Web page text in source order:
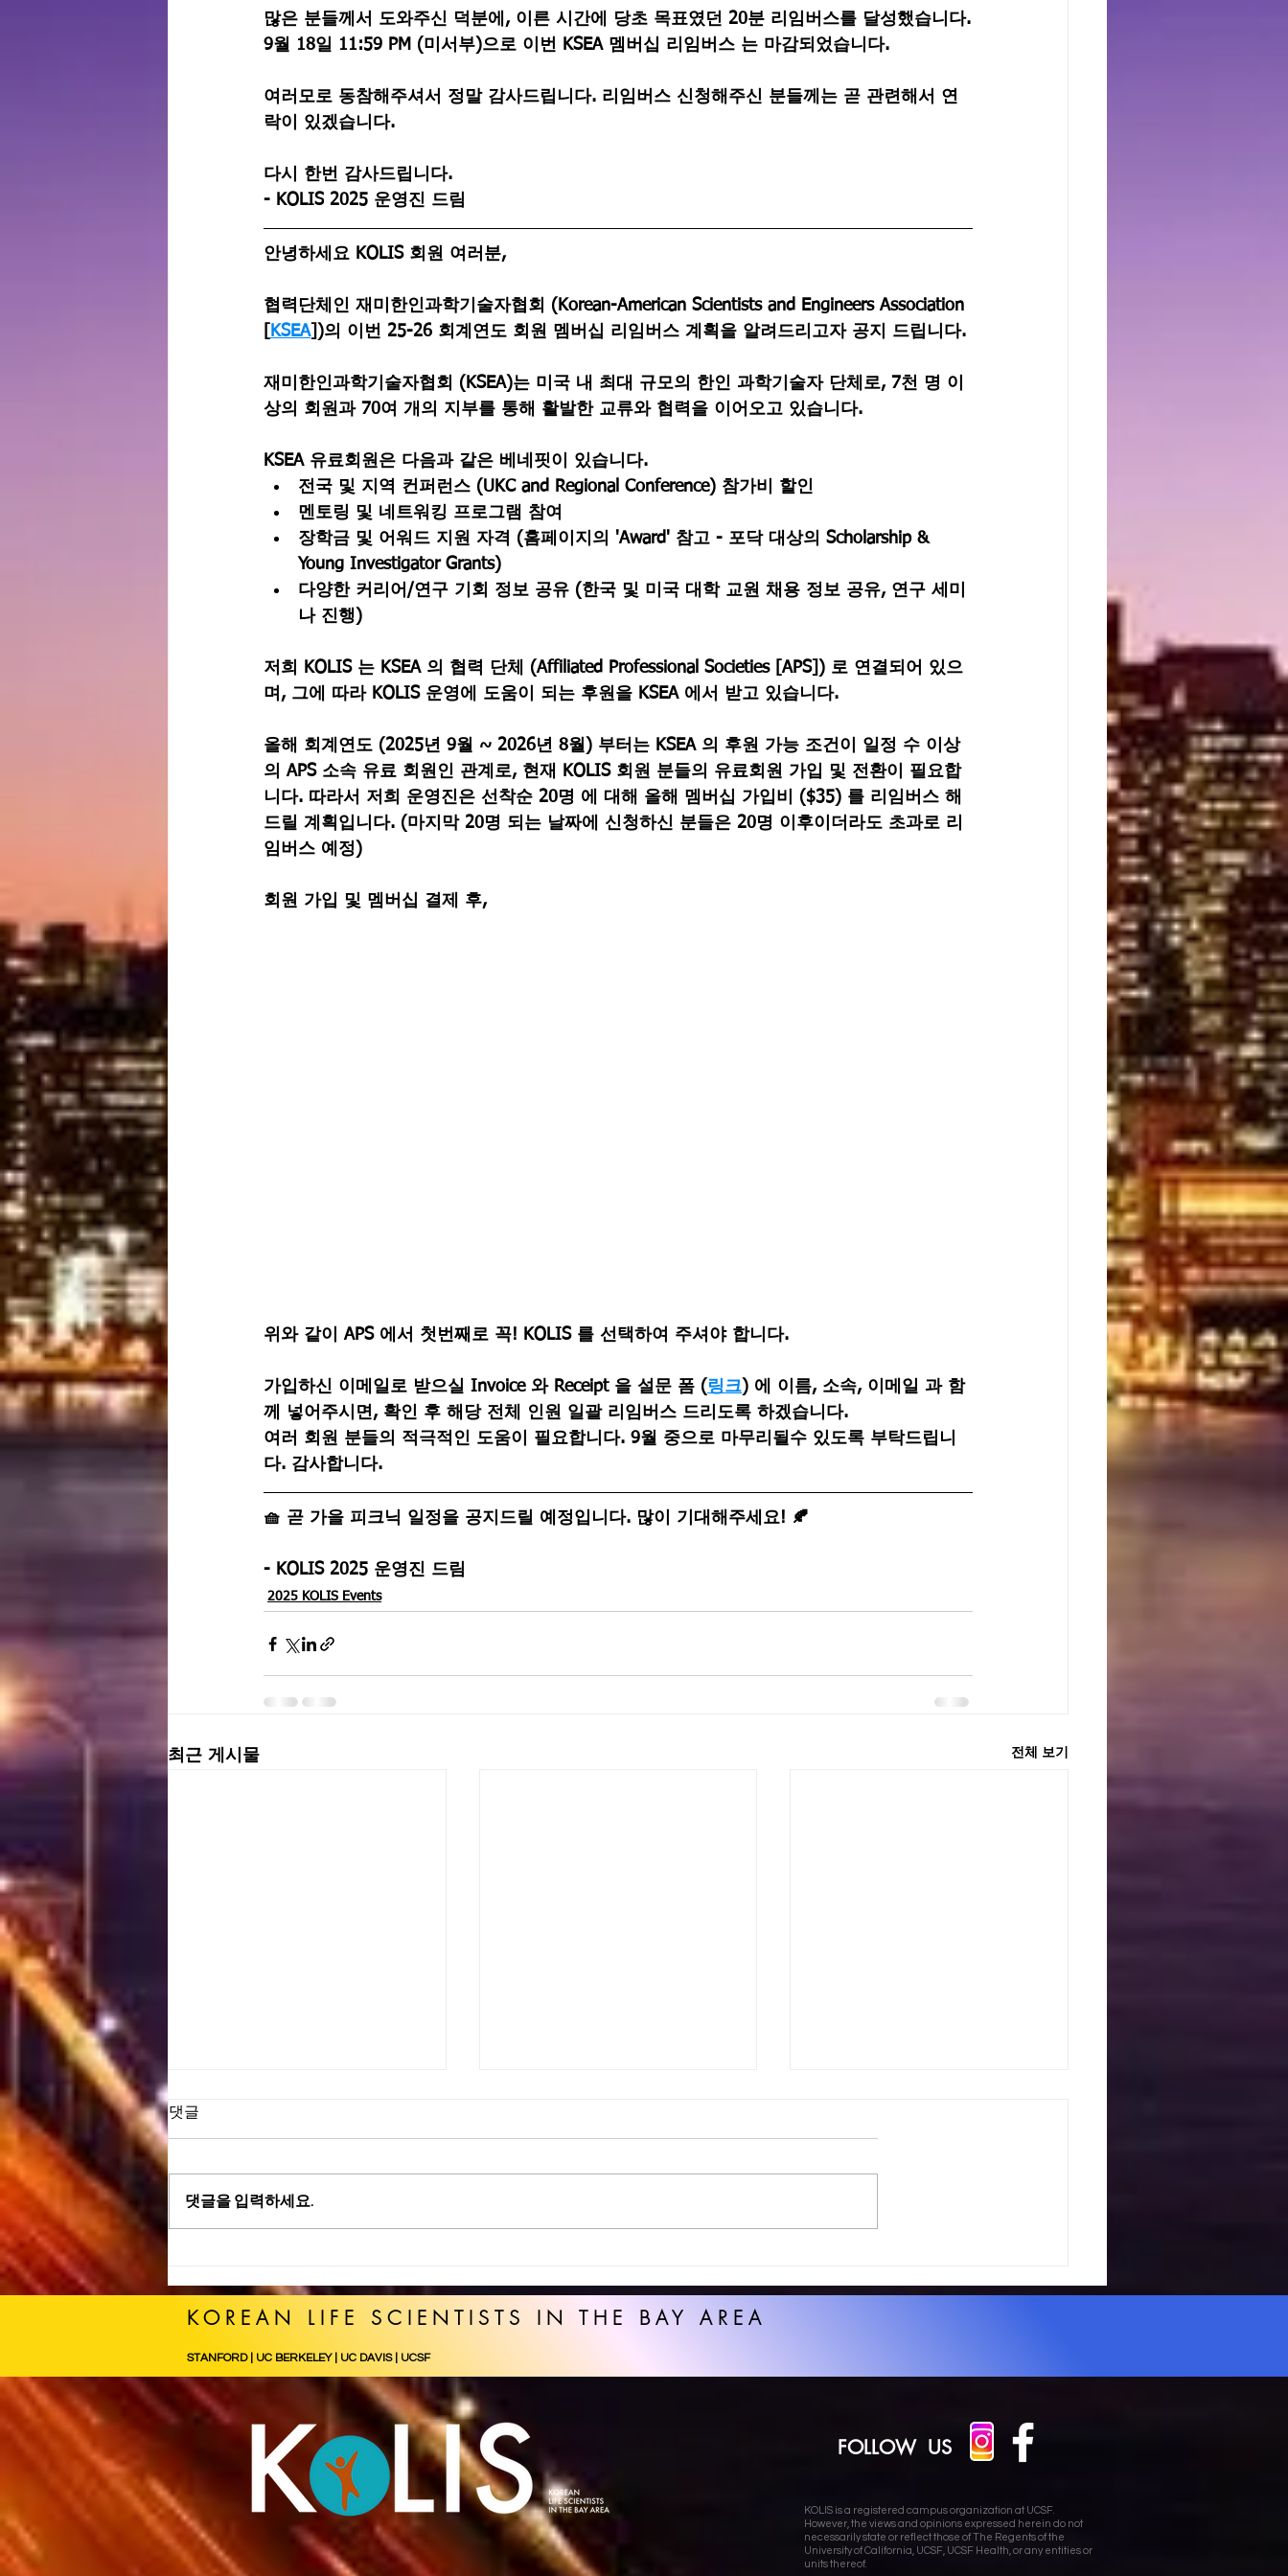
많은 분들께서 도와주신 덕분에, 이른 시간에 당초 목표였던 20분 리임버스를 달성했습니다.
9월 18일 11:59 PM (미서부)으로 이번 KSEA 멤버십 리임버스 는 마감되었습니다.
여러모로 동참해주셔서 정말 감사드립니다. 리임버스 신청해주신 분들께는 곧 관련해서 연
락이 있겠습니다.
다시 한번 감사드립니다.
- KOLIS 2025 운영진 드림
안녕하세요 KOLIS 회원 여러분,
협력단체인 재미한인과학기술자협회 (Korean-American Scientists and Engineers Association
KSEA])의 이번 25-26 회계연도 회원 멤버십 리임버스 계획 을 알려드리고자 공지 드립니다.
재미한인과학기술자협회 (KSEA)는 미국 내 최대 규모의 한인 과학기술자 단체로, 7천 명 이
상의 회원과 70여 개의 지부를 통해 활발한 교류와 협력을 이어오고 있습니다.
KSEA 유료회원은 다음과 같은 베네핏이 있습니다.
전국 및 지역 컨퍼런스 (UKC and Regional Conference) 참가비 할인
멘토링 및 네트워킹 프로그램 참여
장학금 및 어워드 지원 자격 (홈페이지의 'Award' 참고 - 포닥 대상의 Scholarship &
Young Investigator Grants)
다양한 커리어/연구 기회 정보 공유 (한국 및 미국 대학 교원 채용 정보 공유, 연구 세미
나 진행)
저희 KOLIS 는 KSEA 의 협력 단체 (Affiliated Professional Societies [APS]) 로 연결되어 있으
며, 그에 따라 KOLIS 운영에 도움이 되는 후원을 KSEA 에서 받고 있습니다.
올해 회계연도 (2025년 9월 ~ 2026년 8월) 부터는 KSEA 의 후원 가능 조건이 일정 수 이상
의 APS 소속 유료 회원인 관계로, 현재 KOLIS 회원 분들의 유료회원 가입 및 전환이 필요합
니다. 따라서 저희 운영진은 선착순 20명 에 대해 올해 멤버십 가입비 ($35) 를 리임버스 해
드릴 계획입니다. (마지막 20명 되는 날짜에 신청하신 분들은 20명 이후이더라도 초과로 리
임버스 예정)
회원 가입 및 멤버십 결제 후,
위와 같이 APS 에서 첫번째로 꼭! KOLIS 를 선택하여 주셔야 합니다.
가입하신 이메일로 받으실 Invoice 와 Receipt 을 설문 폼 ( 링크) 에 이름, 소속, 이메일 과 함
께 넣어주시면, 확인 후 해당 전체 인원 일괄 리임버스 드리도록 하겠습니다.
여러 회원 분들의 적극적인 도움이 필요합니다. 9월 중으로 마무리될수 있도록 부탁드립니
다. 감사합니다.
🧺 곧 가을 피크닉 일정을 공지드릴 예정입니다. 많이 기대해주세요! 🍂
- KOLIS 2025 운영진 드림
2025 KOLIS Events
최근 게시물 전체 보기
크닉 10/18(토)
11:00 - 15:00
KOLIS 정기 여름 학회
Life Science
Conference - 7
- 18:00 (PST)
KOLIS x K-Bio-X
댓글
댓글을 입력하세요.
KOREAN LIFE SCIENTISTS IN THE BAY AREA
STANFORD | UC BERKELEY | UC DAVIS | UCSF
FOLLOW US
KOLIS is a registered campus organization at UCSF.
However, the views and opinions expressed herein do not
necessarily state or reflect those of The Regents of the
University of California, UCSF, UCSF Health, or any entities or
units thereof.